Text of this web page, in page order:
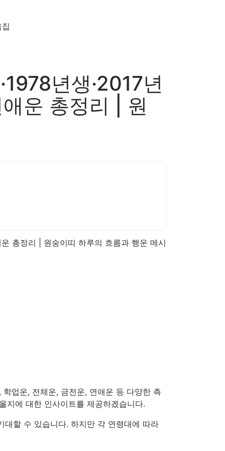
년생·2017년
애운 총정리 | 원
업운, 전체운, 금전운, 연애운 등 다양한 측
지에 대한 인사이트를 제공하겠습니다.
할 수 있습니다. 하지만 각 연령대에 따라